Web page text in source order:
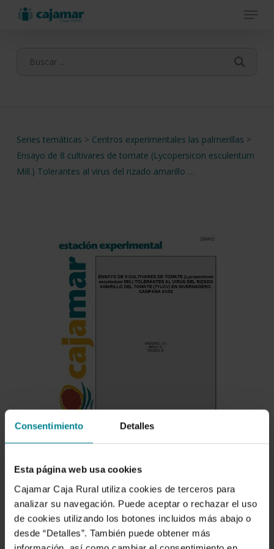
Consentimiento Detalles
Esta página web usa cookies
Cajamar Caja Rural utiliza cookies de terceros para
analizar su navegación. Puede aceptar o rechazar el uso
de cookies utilizando los botones incluidos más abajo o
desde “Detalles”. También puede obtener más
Menu
Series temáticas > Centros experimentales las palmerillas >
Ensayo de 8 cultivares de tomate (Lycopersicon esculentum
Mill.) Tolerantes al virus del rizado amarillo …
Descargar